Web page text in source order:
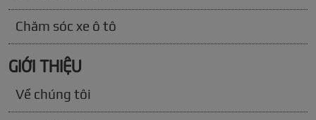
Chăm sóc xe ô tô
GIỚI THIỆU
Về chúng tôi